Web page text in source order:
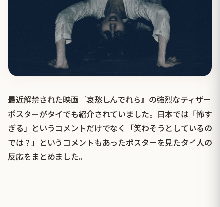
最近解禁された映画『哀愁しんでれら』の強烈なティザー
ポスターがタイでも紹介されていました。日本では「怖す
ぎる」というコメントだけでなく「笑わそうとしているの
では？」というコメントもあったポスターを見たタイ人の
反応をまとめました。